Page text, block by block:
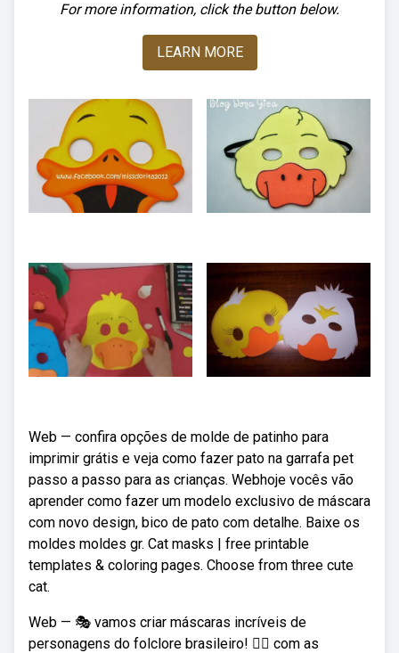
For more information, click the button below.
LEARN MORE
Web — confira opções de molde de patinho para
imprimir grátis e veja como fazer pato na garrafa pet
passo a passo para as crianças. Webhoje vocês vão
aprender como fazer um modelo exclusivo de máscara
com novo design, bico de pato com detalhe. Baixe os
moldes moldes gr. Cat masks | free printable
templates & coloring pages. Choose from three cute
cat.
Web — 🎭 vamos criar máscaras incríveis de
personagens do folclore brasileiro! 🧜‍♀️ com as